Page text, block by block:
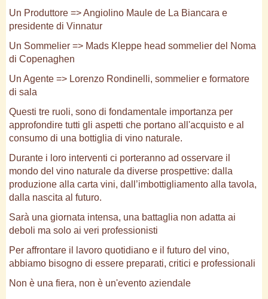
Un Produttore => Angiolino Maule de La Biancara e
presidente di Vinnatur
Un Sommelier => Mads Kleppe head sommelier del Noma
di Copenaghen
Un Agente => Lorenzo Rondinelli, sommelier e formatore
di sala
Questi tre ruoli, sono di fondamentale importanza per
approfondire tutti gli aspetti che portano all'acquisto e al
consumo di una bottiglia di vino naturale.
Durante i loro interventi ci porteranno ad osservare il
mondo del vino naturale da diverse prospettive: dalla
produzione alla carta vini, dall’imbottigliamento alla tavola,
dalla nascita al futuro.
Sarà una giornata intensa, una battaglia non adatta ai
deboli ma solo ai veri professionisti
Per affrontare il lavoro quotidiano e il futuro del vino,
abbiamo bisogno di essere preparati, critici e professionali
Non è una fiera, non è un'evento aziendale